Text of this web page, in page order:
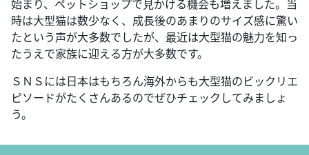
始まり、ペットショップで見かける機会も増えました。当
時は大型猫は数少なく、成長後のあまりのサイズ感に驚い
たという声が大多数でしたが、最近は大型猫の魅力を知っ
たうえで家族に迎える方が大多数です。
ＳＮＳには日本はもちろん海外からも大型猫のビックリエ
ピソードがたくさんあるのでぜひチェックしてみましょ
う。